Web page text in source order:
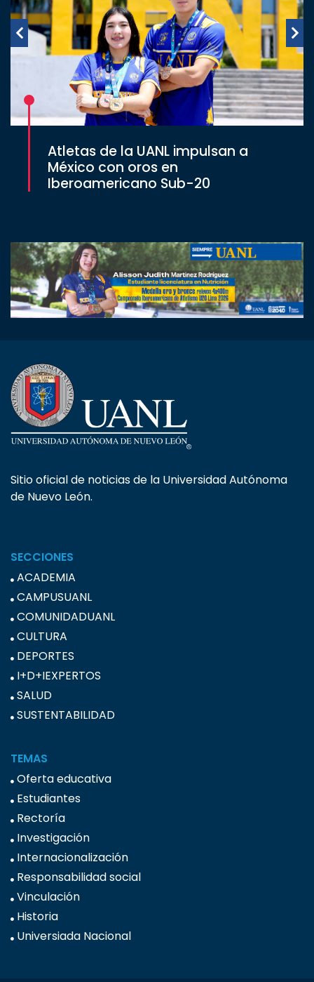
Atletas de la UANL impulsan a
México con oros en
Iberoamericano Sub-20
Sitio oficial de noticias de la Universidad Autónoma
de Nuevo León.
SECCIONES
ACADEMIA
CAMPUSUANL
COMUNIDADUANL
CULTURA
DEPORTES
I+D+IEXPERTOS
SALUD
SUSTENTABILIDAD
TEMAS
Oferta educativa
Estudiantes
Rectoría
Investigación
Internacionalización
Responsabilidad social
Vinculación
Historia
Universiada Nacional